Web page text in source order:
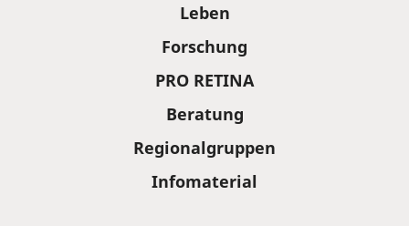
Leben
Forschung
PRO RETINA
Beratung
Regionalgruppen
Infomaterial